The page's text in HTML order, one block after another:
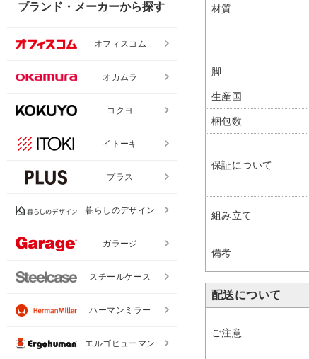
材質
脚
生産国
梱包数
保証について
組み立て
備考
配送について
ご注意
ブランド・メーカーから探す
オフィスコム
オカムラ
コクヨ
イトーキ
プラス
暮らしのデザイン
ガラージ
スチールケース
ハーマンミラー
エルゴヒューマン